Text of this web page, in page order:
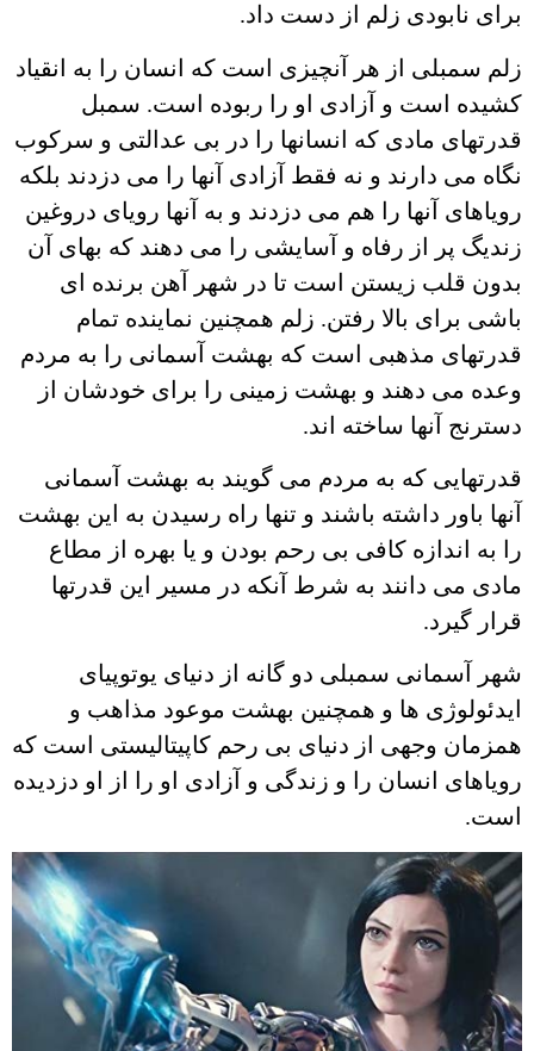
برای نابودی زلم از دست داد.
زلم سمبلی از هر آنچیزی است که انسان را به انقیاد
کشیده است و آزادی او را ربوده است. سمبل
قدرتهای مادی که انسانها را در بی عدالتی و سرکوب
نگاه می دارند و نه فقط آزادی آنها را می دزدند بلکه
رویاهای آنها را هم می دزدند و به آنها رویای دروغین
زندیگ پر از رفاه و آسایشی را می دهند که بهای آن
بدون قلب زیستن است تا در شهر آهن برنده ای
باشی برای بالا رفتن. زلم همچنین نماینده تمام
قدرتهای مذهبی است که بهشت آسمانی را به مردم
وعده می دهند و بهشت زمینی را برای خودشان از
دسترنج آنها ساخته اند.
قدرتهایی که به مردم می گویند به بهشت آسمانی
آنها باور داشته باشند و تنها راه رسیدن به این بهشت
را به اندازه کافی بی رحم بودن و یا بهره از مطاع
مادی می دانند به شرط آنکه در مسیر این قدرتها
قرار گیرد.
شهر آسمانی سمبلی دو گانه از دنیای یوتوپیای
ایدئولوژی ها و همچنین بهشت موعود مذاهب و
همزمان وجهی از دنیای بی رحم کاپیتالیستی است که
رویاهای انسان را و زندگی و آزادی او را از او دزدیده
است.